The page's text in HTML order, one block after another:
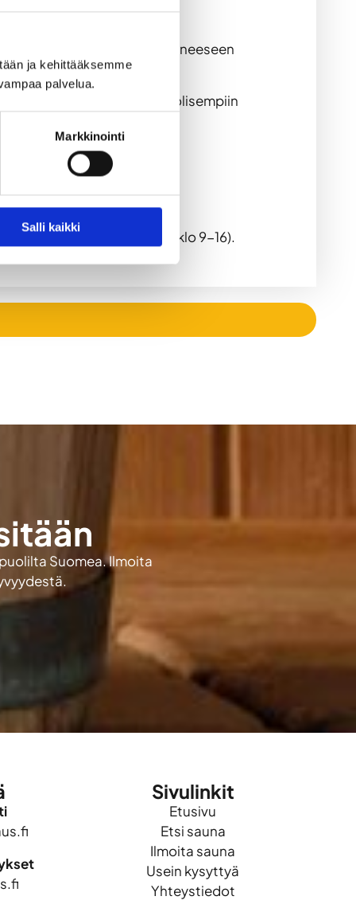
ja kehittääksemme
palvelua.
Markkinointi
Salli kaikki
ympäri vuoden. Löylyhuoneeseen
äärellä. Monipuolisempiin
kysy tarjousta!
puh. 0417314971 (arkisin klo 9-16).
Suomea. Ilmoita
Sivulinkit
Etusivu
Etsi sauna
Ilmoita sauna
Usein kysyttyä
Yhteystiedot